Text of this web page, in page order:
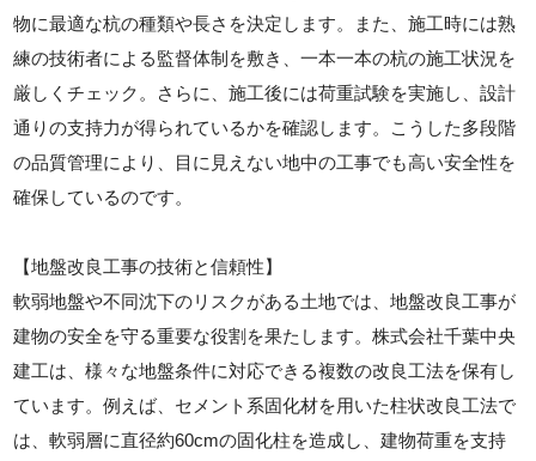
物に最適な杭の種類や長さを決定します。また、施工時には熟
練の技術者による監督体制を敷き、一本一本の杭の施工状況を
厳しくチェック。さらに、施工後には荷重試験を実施し、設計
通りの支持力が得られているかを確認します。こうした多段階
の品質管理により、目に見えない地中の工事でも高い安全性を
確保しているのです。
【地盤改良工事の技術と信頼性】
軟弱地盤や不同沈下のリスクがある土地では、地盤改良工事が
建物の安全を守る重要な役割を果たします。株式会社千葉中央
建工は、様々な地盤条件に対応できる複数の改良工法を保有し
ています。例えば、セメント系固化材を用いた柱状改良工法で
は、軟弱層に直径約60cmの固化柱を造成し、建物荷重を支持